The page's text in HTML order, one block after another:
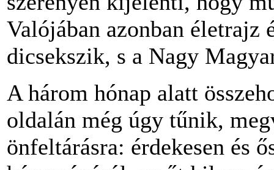
Valójában azonban életrajz
dicsekszik, s a Nagy
A három hónap alatt
oldalán még úgy tűnik,
önfeltárásra: érdekesen és